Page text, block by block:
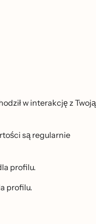
w interakcję z Twoją
są regularnie
profilu.
profilu.